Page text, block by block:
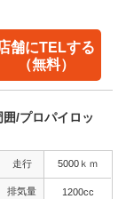
舗にTELする
（無料）
/プロパイロッ
走行 5000ｋｍ
排気量 1200cc